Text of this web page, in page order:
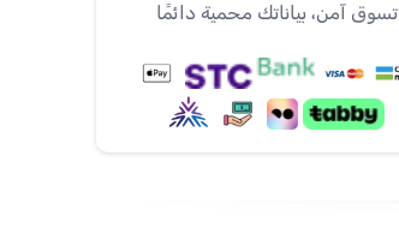
تسوق آمن، بياناتك محمية دائمًا